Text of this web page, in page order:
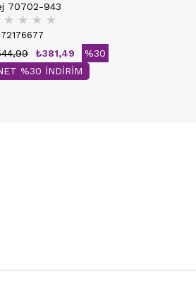
70702-943
★ ★ ★ ★
₺381,49
%30
%30 İNDİRİM